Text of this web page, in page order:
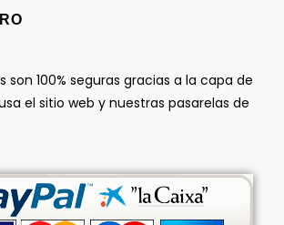
son 100% seguras gracias a la capa de
el sitio web y nuestras pasarelas de